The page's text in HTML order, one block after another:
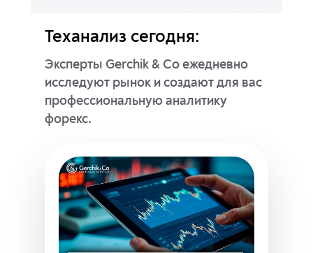
Теханализ сегодня:
Эксперты Gerchik & Co ежедневно
исследуют рынок и создают для вас
профессиональную аналитику
форекс.